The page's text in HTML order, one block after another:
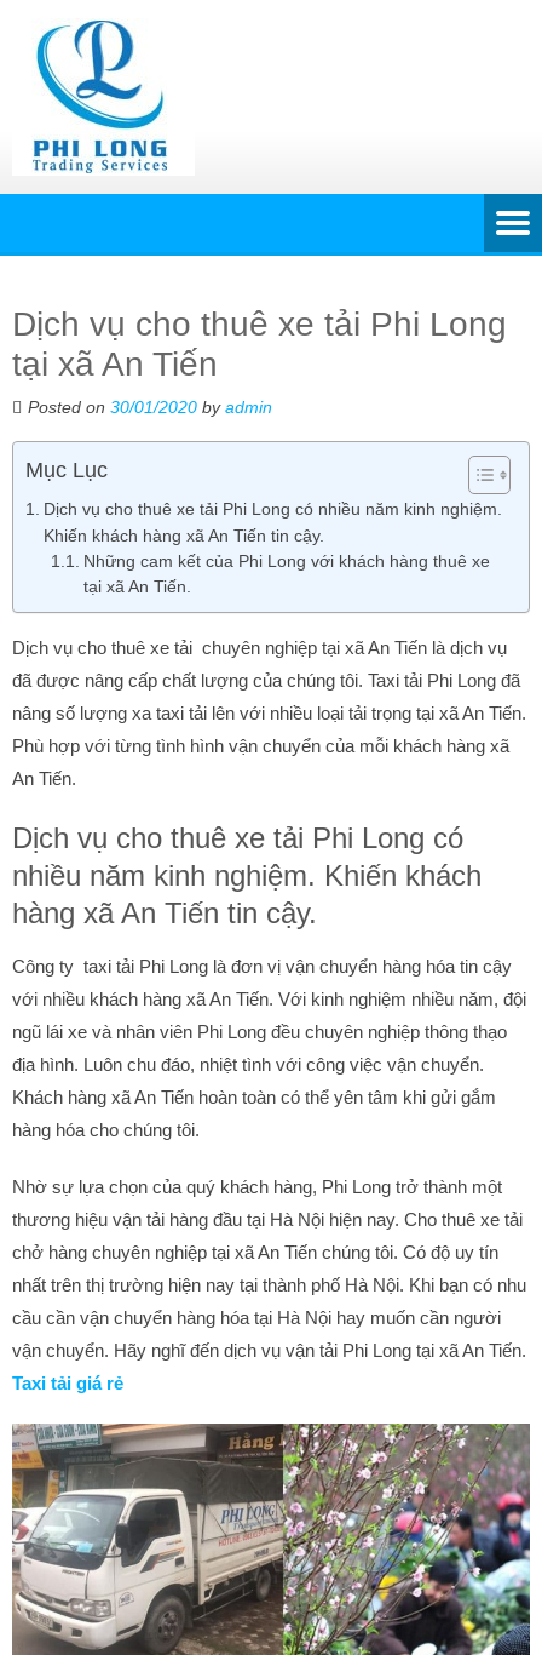
Dịch vụ cho thuê xe tải Phi Long
tại xã An Tiến
Posted on 30/01/2020 byadmin
Mục Lục
Dịch vụ cho thuê xe tải Phi Long có nhiều năm kinh nghiệm.
Khiến khách hàng xã An Tiến tin cậy.
Những cam kết của Phi Long với khách hàng thuê xe
tại xã An Tiến.
Dịch vụ cho thuê xe tải chuyên nghiệp tại xã An Tiến là dịch vụ
đã được nâng cấp chất lượng của chúng tôi. Taxi tải Phi Long đã
nâng số lượng xa taxi tải lên với nhiều loại tải trọng tại xã An Tiến.
Phù hợp với từng tình hình vận chuyển của mỗi khách hàng xã
An Tiến.
Dịch vụ cho thuê xe tải Phi Long có
nhiều năm kinh nghiệm. Khiến khách
hàng xã An Tiến tin cậy.
Công ty taxi tải Phi Long là đơn vị vận chuyển hàng hóa tin cậy
với nhiều khách hàng xã An Tiến. Với kinh nghiệm nhiều năm, đội
ngũ lái xe và nhân viên Phi Long đều chuyên nghiệp thông thạo
địa hình. Luôn chu đáo, nhiệt tình với công việc vận chuyển.
Khách hàng xã An Tiến hoàn toàn có thể yên tâm khi gửi gắm
hàng hóa cho chúng tôi.
Nhờ sự lựa chọn của quý khách hàng, Phi Long trở thành một
thương hiệu vận tải hàng đầu tại Hà Nội hiện nay. Cho thuê xe tải
chở hàng chuyên nghiệp tại xã An Tiến chúng tôi. Có độ uy tín
nhất trên thị trường hiện nay tại thành phố Hà Nội. Khi bạn có nhu
cầu cần vận chuyển hàng hóa tại Hà Nội hay muốn cần người
vận chuyển. Hãy nghĩ đến dịch vụ vận tải Phi Long tại xã An Tiến.
Taxi tải giá rẻ